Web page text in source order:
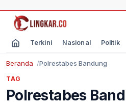
Terkini Nasional Politik
Beranda Polrestabes Bandung
TAG
Polrestabes